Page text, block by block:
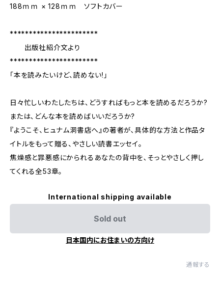
188ｍｍ × 128ｍｍ ソフトカバー
***********************
出版社紹介文より
***********************
「本を読みたいけど、読めない!」
日々忙しいわたしたちは、どうすればもっと本を読めるだろうか?
または、どんな本を読めばいいだろうか?
『ようこそ、ヒュナム洞書店へ』の著者が、具体的な方法と作品タ
イトルをもって贈る、やさしい読書エッセイ。
焦燥感と罪悪感にかられるあなたの背中を、そっとやさしく押し
てくれる全53章。
International shipping available
Sold out
日本国内にお住まいの方向け
通報する